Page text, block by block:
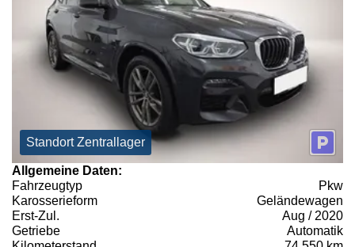
Standort Zentrallager
Allgemeine Daten:
Fahrzeugtyp
Pkw
Karosserieform
Geländewagen
Erst-Zul.
Aug / 2020
Getriebe
Automatik